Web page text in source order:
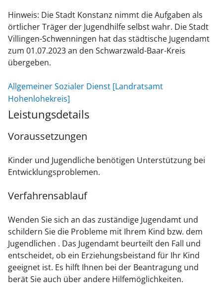
Hinweis: Die Stadt Konstanz nimmt die Aufgaben als
örtlicher Träger der Jugendhilfe selbst wahr. Die Stadt
Villingen-Schwenningen hat das städtische Jugendamt
zum 01.07.2023 an den Schwarzwald-Baar-Kreis
übergeben.
Allgemeiner Sozialer Dienst [Landratsamt
Hohenlohekreis]
Leistungsdetails
Voraussetzungen
Kinder und Jugendliche benötigen Unterstützung bei
Entwicklungsproblemen.
Verfahrensablauf
Wenden Sie sich an das zuständige Jugendamt und
schildern Sie die Probleme mit Ihrem Kind bzw. dem
Jugendlichen . Das Jugendamt beurteilt den Fall und
entscheidet, ob ein Erziehungsbeistand für Ihr Kind
geeignet ist. Es hilft Ihnen bei der Beantragung und
berät Sie auch über andere Hilfemöglichkeiten.